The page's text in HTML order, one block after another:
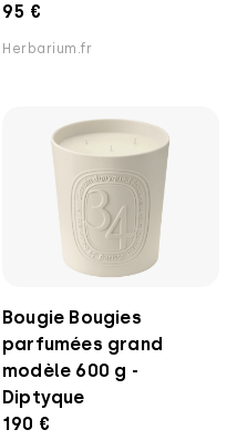
95 €
Herbarium.fr
Bougie Bougies
parfumées grand
modèle 600 g -
Diptyque
190 €